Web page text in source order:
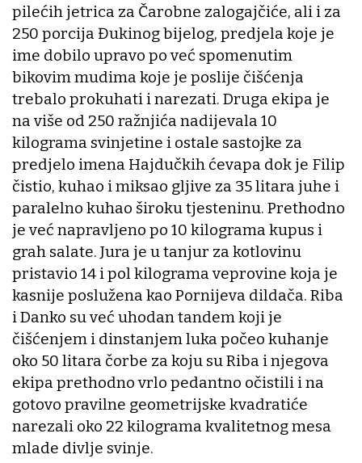
pilećih jetrica za Čarobne zalogajčiće, ali i za
250 porcija Đukinog bijelog, predjela koje je
ime dobilo upravo po već spomenutim
bikovim mudima koje je poslije čišćenja
trebalo prokuhati i narezati. Druga ekipa je
na više od 250 ražnjića nadijevala 10
kilograma svinjetine i ostale sastojke za
predjelo imena Hajdučkih ćevapa dok je Filip
čistio, kuhao i miksao gljive za 35 litara juhe i
paralelno kuhao široku tjesteninu. Prethodno
je već napravljeno po 10 kilograma kupus i
grah salate. Jura je u tanjur za kotlovinu
pristavio 14 i pol kilograma veprovine koja je
kasnije poslužena kao Pornijeva dildača. Riba
i Danko su već uhodan tandem koji je
čišćenjem i dinstanjem luka počeo kuhanje
oko 50 litara čorbe za koju su Riba i njegova
ekipa prethodno vrlo pedantno očistili i na
gotovo pravilne geometrijske kvadratiće
narezali oko 22 kilograma kvalitetnog mesa
mlade divlje svinje.